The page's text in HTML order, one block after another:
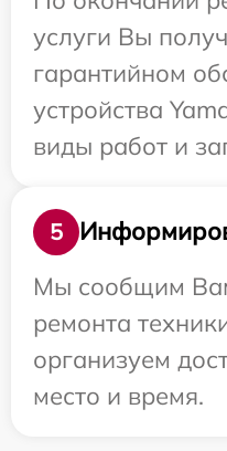
услуги Вы
гарантийном
устройства
виды работ и
5
Мы сообщим
ремонта
организуем
место и время.